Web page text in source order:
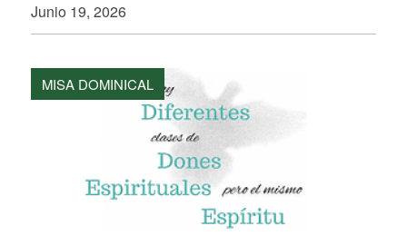
Junio 19, 2026
MISA DOMINICAL